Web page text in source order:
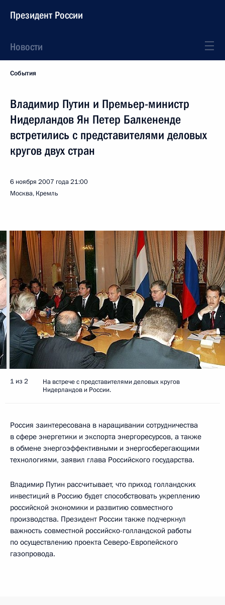
Президент России
Новости
События
Владимир Путин и Премьер-министр
Нидерландов Ян Петер Балкененде
встретились с представителями деловых
кругов двух стран
6 ноября 2007 года21:00
Москва, Кремль
1 из 2
На встрече с представителями деловых кругов
Нидерландов и России.
Россия заинтересована в наращивании сотрудничества
в сфере энергетики и экспорта энергоресурсов, а также
в обмене энергоэффективными и энергосберегающими
технологиями, заявил глава Российского государства.
Владимир Путин рассчитывает, что приход голландских
инвестиций в Россию будет способствовать укреплению
российской экономики и развитию совместного
производства. Президент России также подчеркнул
важность совместной российско-голландской работы
по осуществлению проекта Северо-Европейского
газопровода.